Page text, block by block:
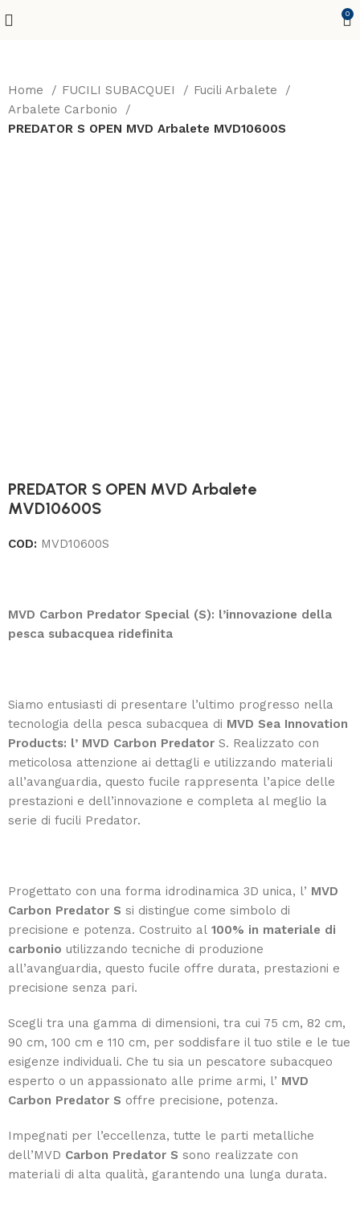
0
Home FUCILI SUBACQUEI
Fucili Arbalete
Arbalete Carbonio
PREDATOR S OPEN MVD Arbalete MVD10600S
PREDATOR S OPEN MVD Arbalete
MVD10600S
COD: MVD10600S
MVD Carbon Predator Special (S): l’innovazione della
pesca subacquea ridefinita
Siamo entusiasti di presentare l’ultimo progresso nella
tecnologia della pesca subacquea di MVD Sea Innovation
Products: l’ MVD Carbon Predator S. Realizzato con
meticolosa attenzione ai dettagli e utilizzando materiali
all’avanguardia, questo fucile rappresenta l’apice delle
prestazioni e dell’innovazione e completa al meglio la
serie di fucili Predator.
Progettato con una forma idrodinamica 3D unica, l’ MVD
Carbon Predator S si distingue come simbolo di
precisione e potenza. Costruito al100% in materiale di
carbonio utilizzando tecniche di produzione
all’avanguardia, questo fucile offre durata, prestazioni e
precisione senza pari.
Scegli tra una gamma di dimensioni, tra cui 75 cm, 82 cm,
90 cm, 100 cm e 110 cm, per soddisfare il tuo stile e le tue
esigenze individuali. Che tu sia un pescatore subacqueo
esperto o un appassionato alle prime armi, l’ MVD
Carbon Predator S offre precisione, potenza.
Impegnati per l’eccellenza, tutte le parti metalliche
dell’MVD Carbon Predator S sono realizzate con
materiali di alta qualità, garantendo una lunga durata.